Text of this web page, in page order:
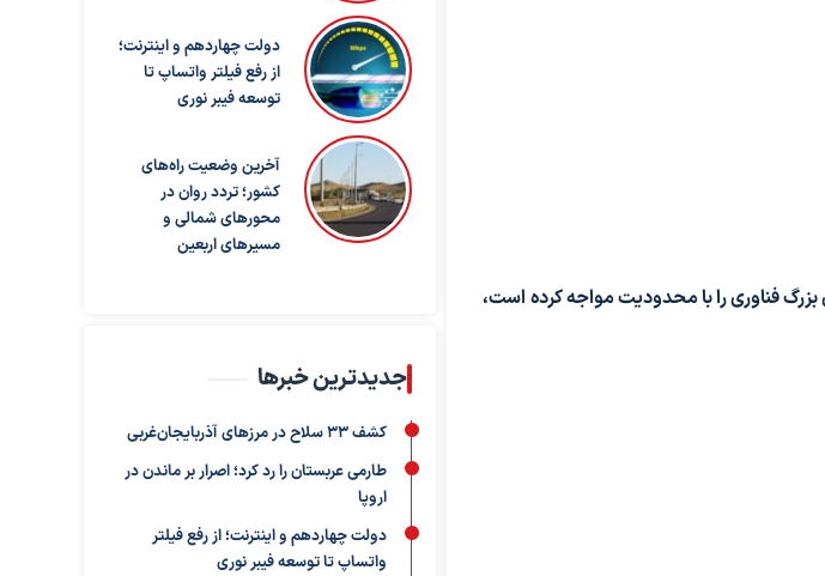
فناوری را با محدودیت مواجه کرده است،
دولت چهاردهم و اینترنت؛
از رفع فیلتر واتساپ تا
توسعه فیبر نوری
آخرین وضعیت راه‌های
کشور؛ تردد روان در
محورهای شمالی و
مسیرهای اربعین
جدیدترین خبرها
کشف ۳۳ سلاح در مرزهای آذربایجان‌غربی
طارمی عربستان را رد کرد؛ اصرار بر ماندن در
اروپا
دولت چهاردهم و اینترنت؛ از رفع فیلتر
واتساپ تا توسعه فیبر نوری